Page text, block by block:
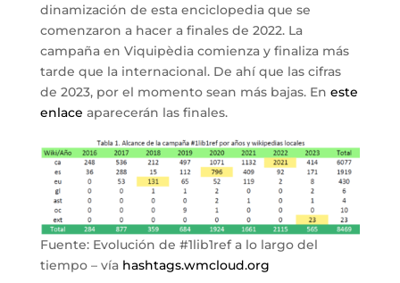
dinamización de esta enciclopedia que se
comenzaron a hacer a finales de 2022. La
campaña en Viquipèdia comienza y finaliza más
tarde que la internacional. De ahí que las cifras
de 2023, por el momento sean más bajas. En este
enlace aparecerán las finales.
Fuente: Evolución de #1lib1ref a lo largo del
tiempo – vía hashtags.wmcloud.org